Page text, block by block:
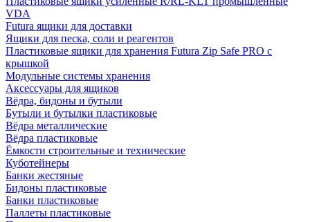
VDA
Futura ящики для доставки
Ящики для песка, соли и реагентов
Пластиковые ящики для хранения Futura Zip Safe PRO с
крышкой
Модульные системы хранения
Аксессуары для ящиков
Вёдра, бидоны и бутыли
Бутыли и бутылки пластиковые
Вёдра металлические
Вёдра пластиковые
Ёмкости строительные и технические
Куботейнеры
Банки жестяные
Бидоны пластиковые
Банки пластиковые
Паллеты пластиковые